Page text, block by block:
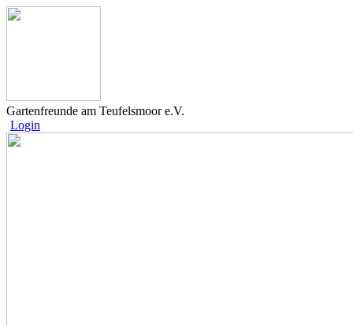
Gartenfreunde am Teufelsmoor e.V.
Login